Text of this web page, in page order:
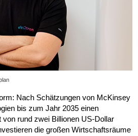
Nach Schätzungen von McKinsey
bis zum Jahr 2035 einen
rund zwei Billionen US-Dollar
die großen Wirtschaftsräume